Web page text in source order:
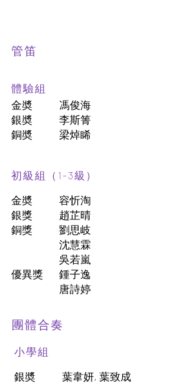
管笛
體驗組
金奬
銀奬
銅奬
馮俊海
李斯箐
梁焯睎
初級組（1-3級）
金奬
銀獎
銅獎
優異獎
容忻淘
趙芷晴
劉思岐
沈慧霖
吳若嵐
鍾子逸
唐詩婷
團體合奏
小學組
銀奬
葉韋妍, 葉致成